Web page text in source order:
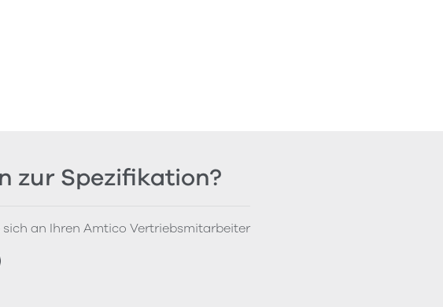
zur Spezifikation?
sich an Ihren Amtico Vertriebsmitarbeiter